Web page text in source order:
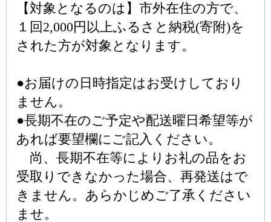
【対象となるのは】市外在住の方で、
１回2,000円以上ふるさと納税(寄附)を
された方が対象となります。
●お届けの日時指定はお受けしており
ません。
●長期不在のご予定や配送曜日希望等が
あれば要望欄にご記入ください。
尚、長期不在等によりお礼の品をお
受取りできなかった場合、再発送はで
きません。あらかじめご了承ください
ませ。